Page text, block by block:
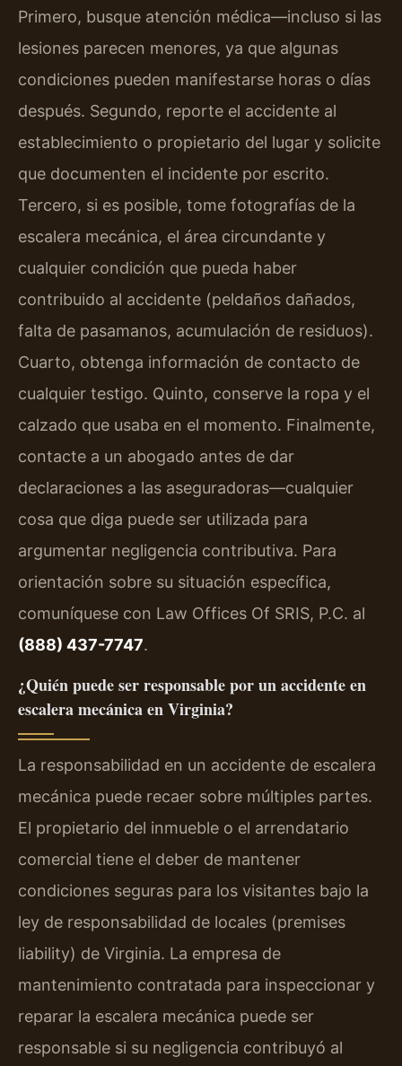
Primero, busque atención médica—incluso si las
lesiones parecen menores, ya que algunas
condiciones pueden manifestarse horas o días
después. Segundo, reporte el accidente al
establecimiento o propietario del lugar y solicite
que documenten el incidente por escrito.
Tercero, si es posible, tome fotografías de la
escalera mecánica, el área circundante y
cualquier condición que pueda haber
contribuido al accidente (peldaños dañados,
falta de pasamanos, acumulación de residuos).
Cuarto, obtenga información de contacto de
cualquier testigo. Quinto, conserve la ropa y el
calzado que usaba en el momento. Finalmente,
contacte a un abogado antes de dar
declaraciones a las aseguradoras—cualquier
cosa que diga puede ser utilizada para
argumentar negligencia contributiva. Para
orientación sobre su situación específica,
comuníquese con Law Offices Of SRIS, P.C. al
(888) 437-7747.
¿Quién puede ser responsable por un accidente en
escalera mecánica en Virginia?
La responsabilidad en un accidente de escalera
mecánica puede recaer sobre múltiples partes.
El propietario del inmueble o el arrendatario
comercial tiene el deber de mantener
condiciones seguras para los visitantes bajo la
ley de responsabilidad de locales (premises
liability) de Virginia. La empresa de
mantenimiento contratada para inspeccionar y
reparar la escalera mecánica puede ser
responsable si su negligencia contribuyó al